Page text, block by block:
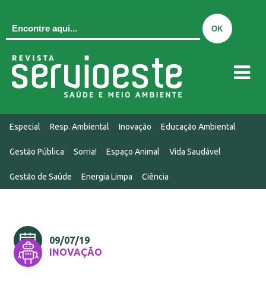
Especial Resp. Ambiental Inovação Educação Ambiental
Gestão Pública Sorria! Espaço Animal Vida Saudável
Gestão de Saúde Energia Limpa Ciência
QUEM SOMOS
MIDIAKIT
09/07/19
INOVAÇÃO